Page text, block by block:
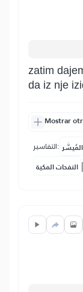
zatim
da iz nje
Mostrar
التفاسير: المُيسَّر
النفحات المكية |